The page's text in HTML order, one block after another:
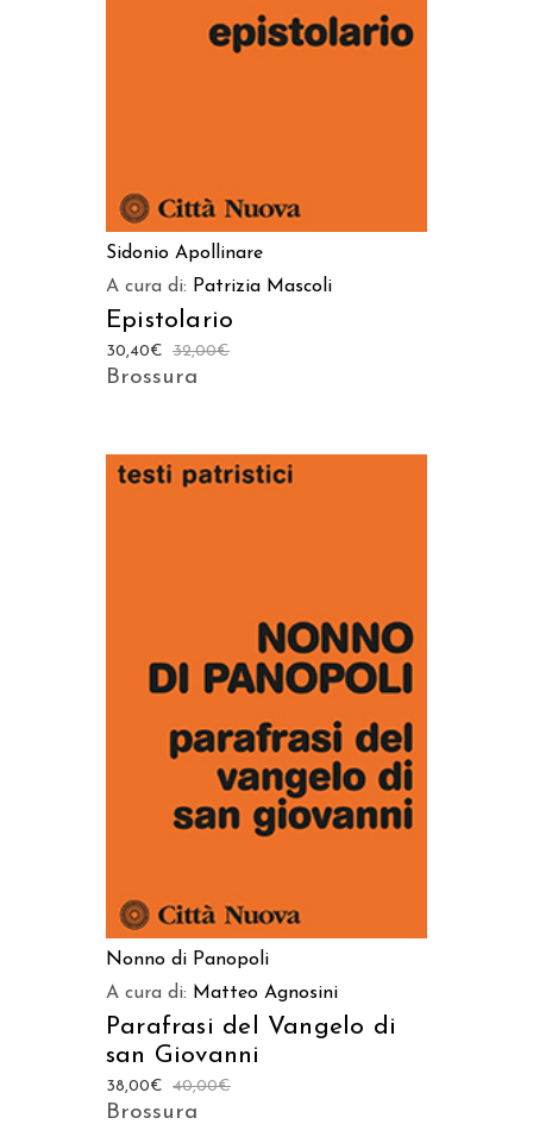
Sidonio Apollinare
A cura di: Patrizia Mascoli
Epistolario
32,00€
30,40€
Brossura
AGGIUNGI AL CARRELLO
Nonno di Panopoli
A cura di: Matteo Agnosini
Parafrasi del Vangelo di
san Giovanni
40,00€
38,00€
Brossura